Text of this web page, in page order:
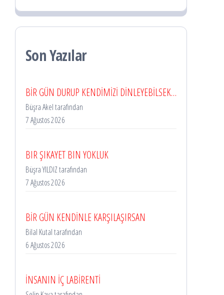
Son Yazılar
BİR GÜN DURUP KENDİMİZİ DİNLEYEBİLSEK…
Büşra Akel tarafından
7 Ağustos 2026
BIR ŞIKAYET BIN YOKLUK
Büşra YILDIZ tarafından
7 Ağustos 2026
BİR GÜN KENDİNLE KARŞILAŞIRSAN
Bilal Kutal tarafından
6 Ağustos 2026
İNSANIN İÇ LABİRENTİ